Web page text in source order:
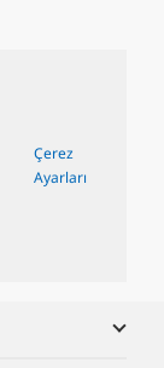
Çerez
Ayarları